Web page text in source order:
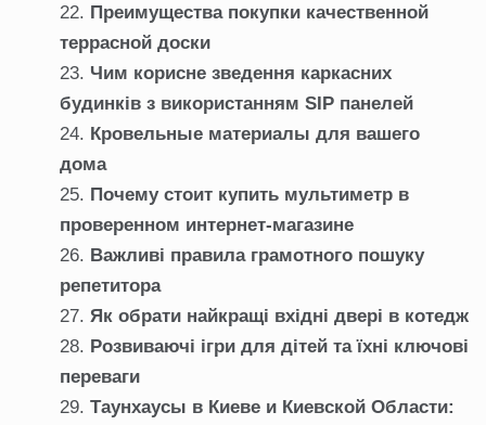
Преимущества покупки качественной
террасной доски
Чим корисне зведення каркасних
будинків з використанням SIP панелей
Кровельные материалы для вашего
дома
Почему стоит купить мультиметр в
проверенном интернет-магазине
Важливі правила грамотного пошуку
репетитора
Як обрати найкращі вхідні двері в котедж
Розвиваючі ігри для дітей та їхні ключові
переваги
Таунхаусы в Киеве и Киевской Области: